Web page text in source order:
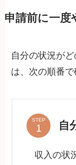
申請前に一度
自分の状況が
は、次の順番で
STEP 自
収入の状